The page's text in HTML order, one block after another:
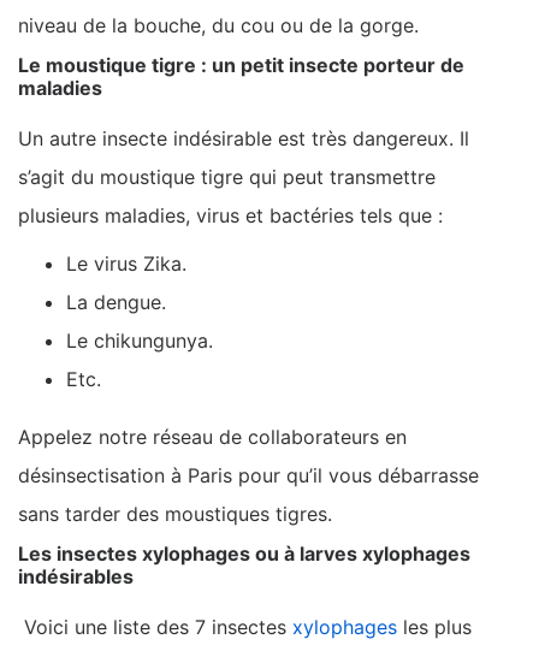
niveau de la bouche, du cou ou de la gorge.
Le moustique tigre : un petit insecte porteur de
maladies
Un autre insecte indésirable est très dangereux. Il
s’agit du moustique tigre qui peut transmettre
plusieurs maladies, virus et bactéries tels que :
Le virus Zika.
La dengue.
Le chikungunya.
Etc.
Appelez notre réseau de collaborateurs en
désinsectisation à Paris pour qu’il vous débarrasse
sans tarder des moustiques tigres.
Les insectes xylophages ou à larves xylophages
indésirables
Voici une liste des 7 insectes xylophages les plus